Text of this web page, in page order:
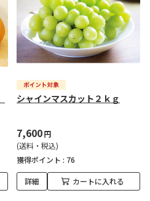
シャインマスカット２ｋｇ
7,600円
(送料・税込)
獲得ポイント : 76
詳細 カートに入れる